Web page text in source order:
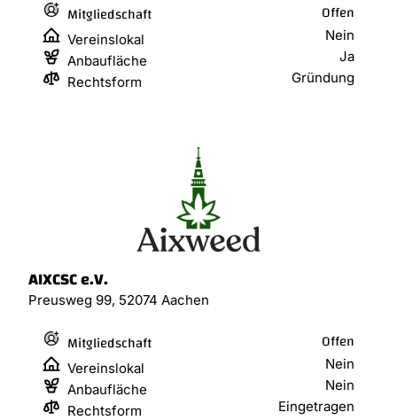
Mitgliedschaft Offen
Vereinslokal
Nein
Anbaufläche
Ja
Rechtsform
Gründung
AIXCSC e.V.
Preusweg 99, 52074 Aachen
Mitgliedschaft Offen
Vereinslokal
Nein
Anbaufläche
Nein
Rechtsform
Eingetragen